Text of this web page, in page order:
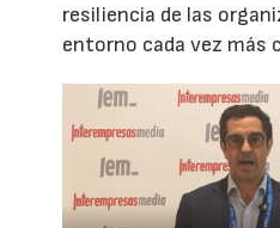
resiliencia de las
entorno cada vez más